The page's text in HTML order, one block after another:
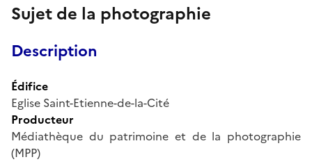
Sujet de la photographie
Description
Édifice
Eglise Saint-Etienne-de-la-Cité
Producteur
Médiathèque du patrimoine et de la photographie
(MPP)